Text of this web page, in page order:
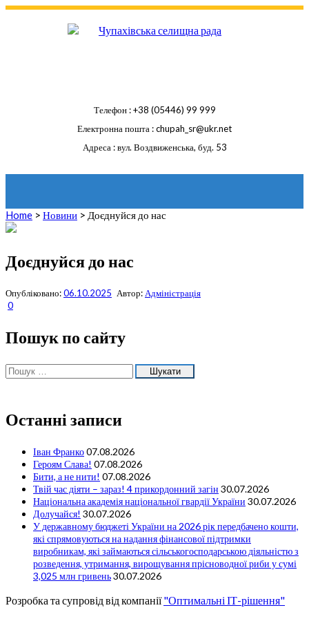
Skip
Телефон +38 (05446) 99 999
Електронна пошта
chupah_sr@ukr.net
Адреса
вул. Воздвиженська, буд. 53
Home > Новини > Доєднуйся до нас
Доєднуйся до нас
Опубліковано:06.10.2025 Автор: Адміністрація
0
Пошук по сайту
Пошук:
Останні записи
Іван Франко07.08.2026
Героям Слава! 07.08.2026
Бити, а не нити! 07.08.2026
Твій час діяти – зараз! 4 прикордонний загін 30.07.2026
Національна академія національної гвардії України 30.07.2026
Долучайся! 30.07.2026
У державному бюджеті України на 2026 рік передбачено кошти,
які спрямовуються на надання фінансової підтримки
виробникам, які займаються сільськогосподарською діяльністю з
розведення, утримання, вирощування прісноводної риби у сумі
3,025 млн гривень30.07.2026
Розробка та супровід від компанії"Оптимальні ІТ-рішення"